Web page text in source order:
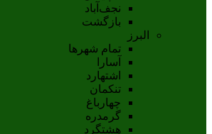
نجف‌آباد
بازگشت
البرز
تمام شهر‌ها
آسارا
اشتهارد
تنکمان
چهارباغ
گرمدره
هشتگرد